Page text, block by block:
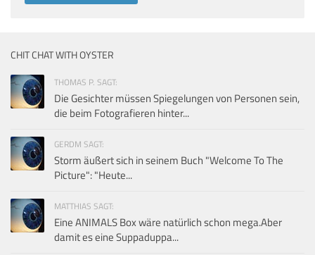
CHIT CHAT WITH OYSTER
THOMAS P. SAGT:
Die Gesichter müssen Spiegelungen von Personen sein,
die beim Fotografieren hinter...
GERDM SAGT:
Storm äußert sich in seinem Buch "Welcome To The
Picture": "Heute...
MATTHIAS SAGT:
Eine ANIMALS Box wäre natürlich schon mega.Aber
damit es eine Suppaduppa...